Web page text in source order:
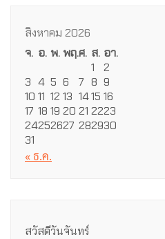
สิงหาคม 2026
จ. อ. พ.พฤ.ศ. ส. อา.
1
2
3 4 5 6 7 8 9
10 11 12 13 1415 16
17 18 19 20 21 2223
24252627 282930
31
« ธ.ค.
สวัสดีวันจันทร์